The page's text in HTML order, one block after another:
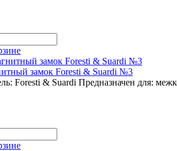
замок Foresti & Suardi №3
Foresti & Suardi Предназначен для: